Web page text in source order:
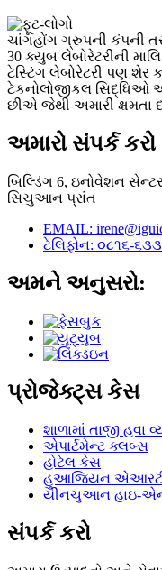
ચાંગહોંગ ગ્રુપની કંપની
30 ક્યુબ લેબોરેટરીની
ટેસ્ટિંગ લેબોરેટરી પણ
ટેકનોલોજીકલ સિદ્ધિઓ
છીએ જેથી અમારી ક્ષમતા
અમારો સંપર્ક કરો
બિલ્ડિંગ 6, ઇનોવેશન
સિચુઆન પ્રાંત
EMAIL:
ટેલિફોન: ૦૮૧૬-
અમને અનુસરો:
પ્રોજેક્ટ્સ કેસ
શાળામાં તાજી હવા
એપાર્ટમેન્ટ ક્લબ્સ
હોટેલ કેસ
હુઆજિયન એઆરટી
યીનચુઆન હાઇ-
સંપર્ક કરો